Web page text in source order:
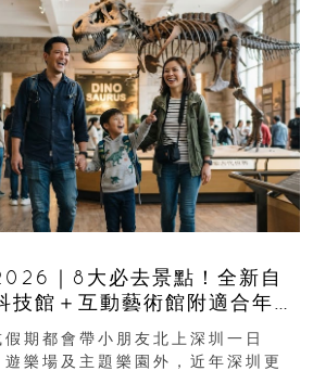
｜8大必去景點！全新自
技館＋互動藝術館附適合年
開放時間
期都會帶小朋友北上深圳一日
樂場及主題樂園外，近年深圳更